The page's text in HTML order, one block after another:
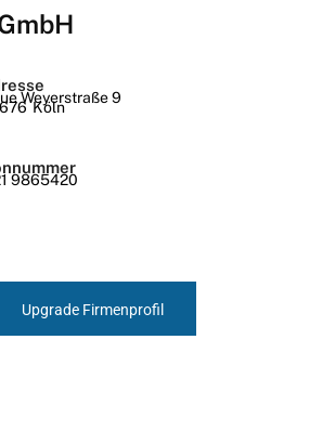
Weyerstraße 9
Köln
9865420
Upgrade Firmenprofil